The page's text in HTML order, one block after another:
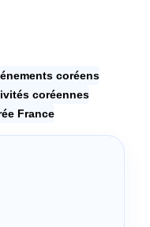
coréens
coréennes
France